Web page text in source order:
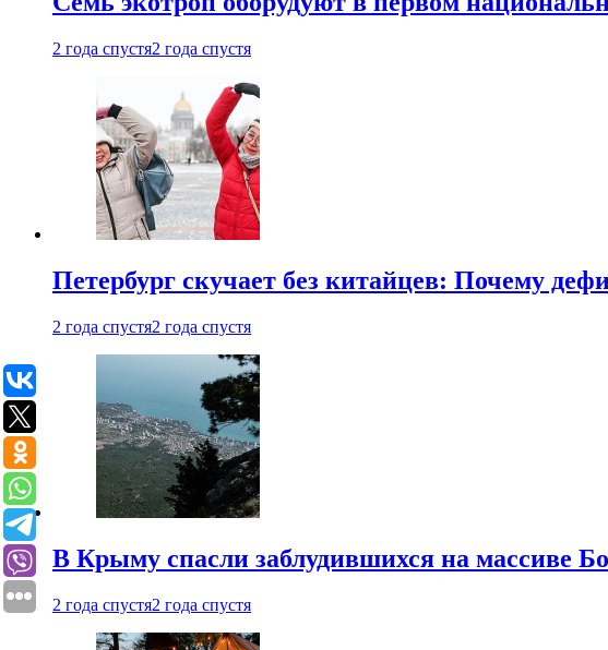
2 года спустя2 года спустя
Петербург скучает без китайцев: Почему
2 года спустя2 года спустя
В Крыму спасли заблудившихся на массиве
2 года спустя2 года спустя